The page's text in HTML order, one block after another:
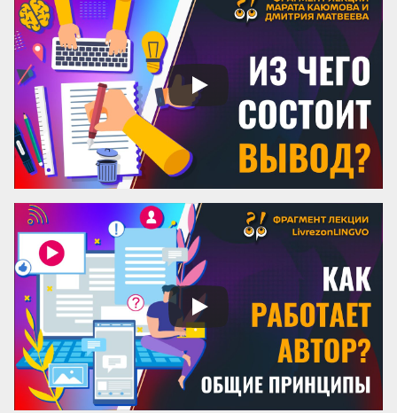
успех! Кто думает иначе — пусть
проведет простой эксперимент: спросит
у кого угодно, какая книга более
знаменита: про черта в городе или про
джинна в деревне? Никто вам ничего
вразумительного не скажет. Но если
поставить вопрос иначе: какая книга
более знаменита: «‎Мастер и Маргарита»
или «...